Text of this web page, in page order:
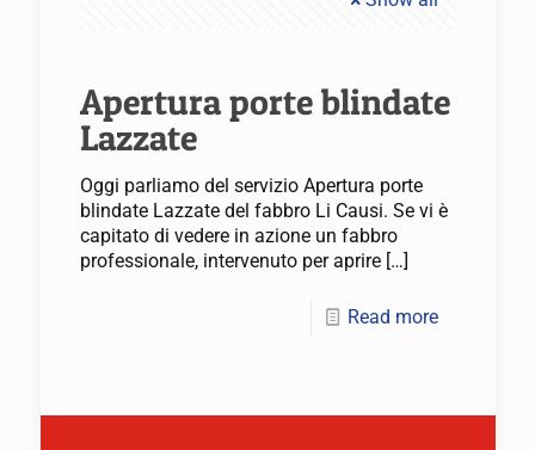
Apertura porte blindate
Lazzate
Oggi parliamo del servizio Apertura porte
blindate Lazzate del fabbro Li Causi. Se vi è
capitato di vedere in azione un fabbro
professionale, intervenuto per aprire[…]
Read more